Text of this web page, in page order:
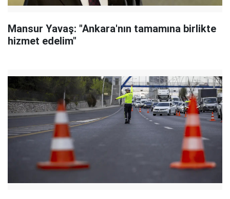
Mansur Yavaş: "Ankara'nın tamamına birlikte
hizmet edelim"